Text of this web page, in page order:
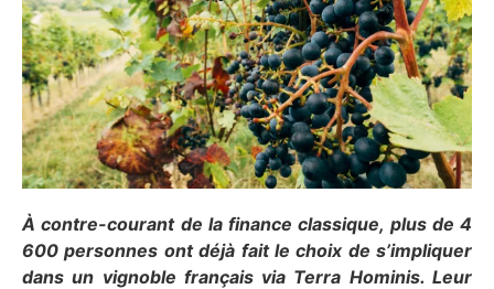
À contre-courant de la finance classique, plus de 4
600 personnes ont déjà fait le choix de s’impliquer
dans un vignoble français via Terra Hominis. Leur